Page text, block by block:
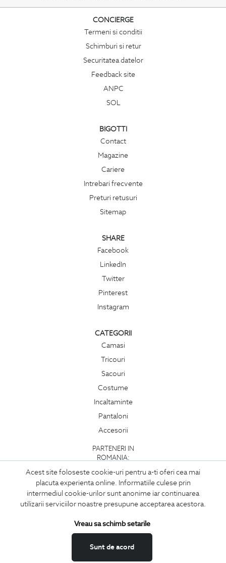
Acest site foloseste cookie-uri pentru a-ti oferi cea mai
placuta experienta online. Informatiile culese prin
intermediul cookie-urilor sunt anonime iar continuarea
utilizarii serviciilor noastre presupune acceptarea acestora.
Sunt de acord
Vreau sa schimb setarile
CONCIERGE
Termeni si conditii
Schimburi si retur
Securitatea datelor
Feedback site
ANPC
SOL
BIGOTTI
Contact
Magazine
Cariere
Intrebari frecvente
Preturi retusuri
Sitemap
SHARE
Facebook
LinkedIn
Twitter
Pinterest
Instagram
CATEGORII
Camasi
Tricouri
Sacouri
Costume
Incaltaminte
Pantaloni
Accesorii
PARTENERI IN
ROMANIA: